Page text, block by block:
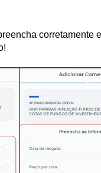
corretamente